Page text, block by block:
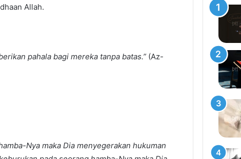
Allah.
pahala bagi mereka tanpa batas.” (Az-
Nya maka Dia menyegerakan hukuman